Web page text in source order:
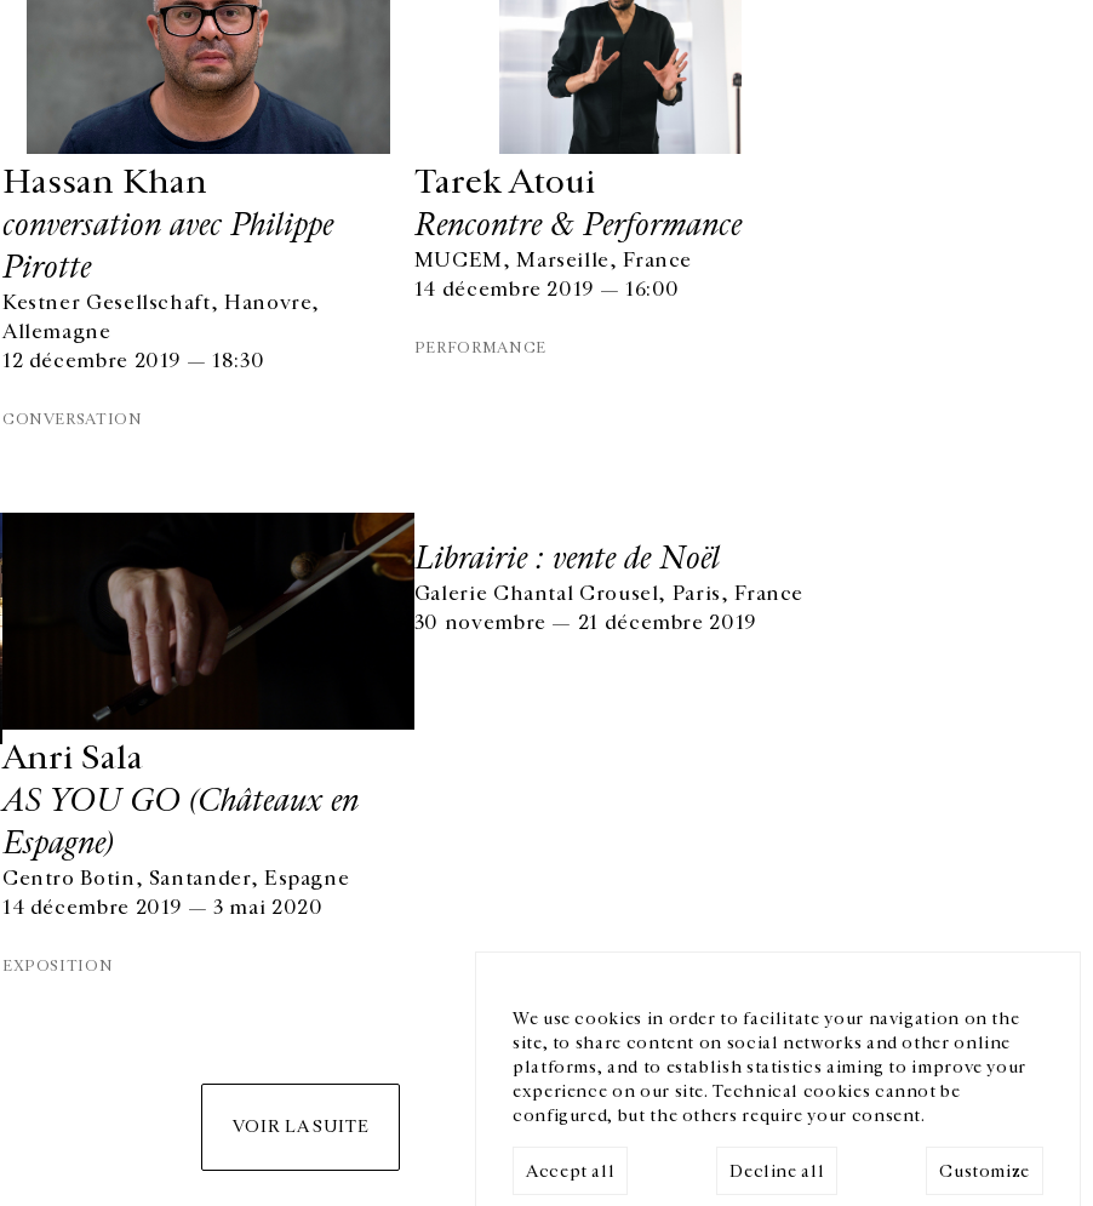
We use cookies in order to facilitate your navigation on the
site, to share content on social networks and other online
platforms, and to establish statistics aiming to improve your
experience on our site. Technical cookies cannot be
configured, but the others require your consent.
Accept all Decline all Customize
Hassan Khan
conversation avec Philippe
Pirotte
Kestner Gesellschaft, Hanovre,
Allemagne
12 décembre 2019 — 18:30
CONVERSATION
Tarek Atoui
Rencontre & Performance
MUCEM, Marseille, France
14 décembre 2019 — 16:00
PERFORMANCE
Anri Sala
AS YOU GO (Châteaux en
Espagne)
Centro Botin, Santander, Espagne
14 décembre 2019 — 3 mai 2020
EXPOSITION
Librairie : vente de Noël
Galerie Chantal Crousel, Paris, France
30 novembre — 21 décembre 2019
VOIR LA SUITE
HORAIRES D'OUVERTURE
DU MARDI AU VENDREDI
10H-18H
11H-19H
Mentions légales